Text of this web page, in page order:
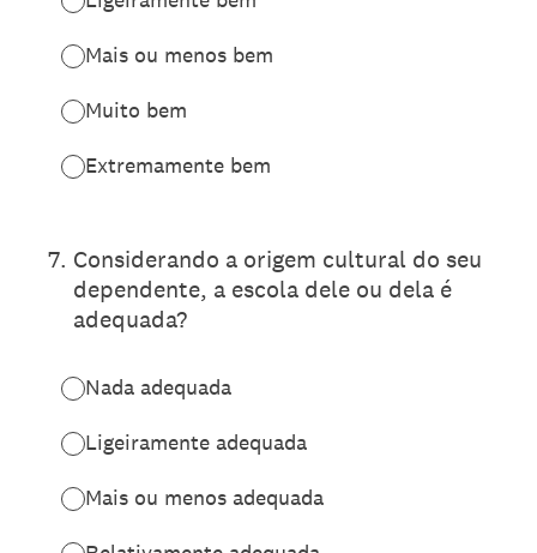
Mais ou menos bem
Muito bem
Extremamente bem
7. Considerando a origem cultural do seu
dependente, a escola dele ou dela é
adequada?
Nada adequada
Ligeiramente adequada
Mais ou menos adequada